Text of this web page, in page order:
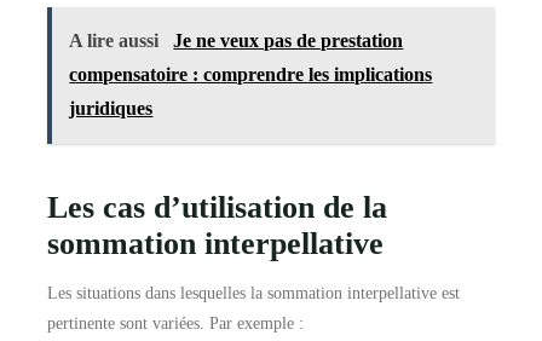
A lire aussi
Je ne veux pas de prestation
compensatoire : comprendre les implications
juridiques
Les cas d’utilisation de la
sommation interpellative
Les situations dans lesquelles la sommation interpellative est
pertinente sont variées. Par exemple :